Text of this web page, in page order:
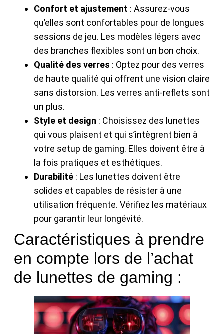
Confort et ajustement : Assurez-vous
qu’elles sont confortables pour de longues
sessions de jeu. Les modèles légers avec
des branches flexibles sont un bon choix.
Qualité des verres : Optez pour des verres
de haute qualité qui offrent une vision claire
sans distorsion. Les verres anti-reflets sont
un plus.
Style et design : Choisissez des lunettes
qui vous plaisent et qui s’intègrent bien à
votre setup de gaming. Elles doivent être à
la fois pratiques et esthétiques.
Durabilité : Les lunettes doivent être
solides et capables de résister à une
utilisation fréquente. Vérifiez les matériaux
pour garantir leur longévité.
Caractéristiques à prendre
en compte lors de l’achat
de lunettes de gaming :